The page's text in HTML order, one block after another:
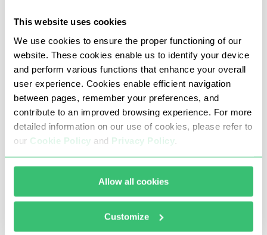
This website uses cookies
We use cookies to ensure the proper functioning of our
website. These cookies enable us to identify your device
and perform various functions that enhance your overall
user experience. Cookies enable efficient navigation
between pages, remember your preferences, and
contribute to an improved browsing experience. For more
detailed information on our use of cookies, please refer to
our Cookie Policy and Privacy Policy
Allow all cookies
Customize
model yang diinginkan secara otomatis menggunakan
server proxy.
Dengan proxy Sneakerhead, Anda bisa membuat
banyak akun dan menggunakan bot. Dengan bot ini,
Anda bisa membeli dalam hitungan detik dan
mengalahkan pembeli lain. Cukup dengan mendaftarkan
model dan ukuran dan ketika lot yang dibutuhkan
juga membutuhkan proxy, dengan bantuan yang meniru